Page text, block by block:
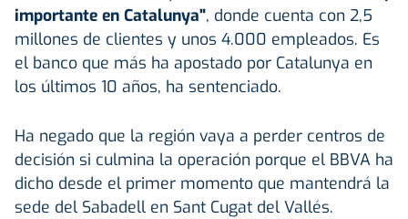
importante en Catalunya", donde cuenta con 2,5
millones de clientes y unos 4.000 empleados. Es
el banco que más ha apostado por Catalunya en
los últimos 10 años, ha sentenciado.
Ha negado que la región vaya a perder centros de
decisión si culmina la operación porque el BBVA ha
dicho desde el primer momento que mantendrá la
sede del Sabadell en Sant Cugat del Vallés.